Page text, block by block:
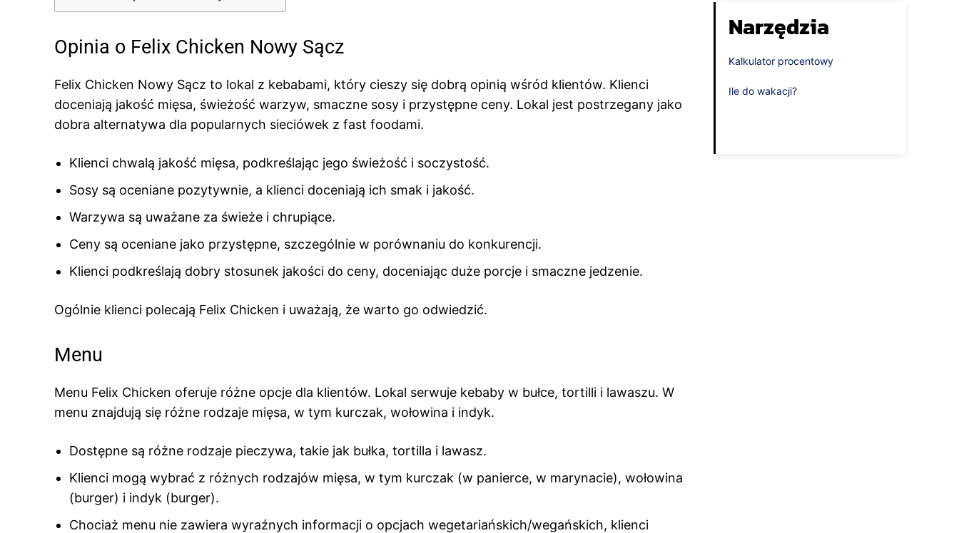
Opinia o Felix Chicken Nowy Sącz
Felix Chicken Nowy Sącz to lokal z kebabami, który cieszy się dobrą opinią wśród klientów. Klienci
doceniają jakość mięsa, świeżość warzyw, smaczne sosy i przystępne ceny. Lokal jest postrzegany jako
dobra alternatywa dla popularnych sieciówek z fast foodami.
Klienci chwalą jakość mięsa, podkreślając jego świeżość i soczystość.
Sosy są oceniane pozytywnie, a klienci doceniają ich smak i jakość.
Warzywa są uważane za świeże i chrupiące.
Ceny są oceniane jako przystępne, szczególnie w porównaniu do konkurencji.
Klienci podkreślają dobry stosunek jakości do ceny, doceniając duże porcje i smaczne jedzenie.
Ogólnie klienci polecają Felix Chicken i uważają, że warto go odwiedzić.
Menu
Menu Felix Chicken oferuje różne opcje dla klientów. Lokal serwuje kebaby w bułce, tortilli i lawaszu. W
menu znajdują się różne rodzaje mięsa, w tym kurczak, wołowina i indyk.
Dostępne są różne rodzaje pieczywa, takie jak bułka, tortilla i lawasz.
Klienci mogą wybrać z różnych rodzajów mięsa, w tym kurczak (w panierce, w marynacie), wołowina
(burger) i indyk (burger).
Chociaż menu nie zawiera wyraźnych informacji o opcjach wegetariańskich/wegańskich, klienci
Narzędzia
Kalkulator procentowy
Ile do wakacji?